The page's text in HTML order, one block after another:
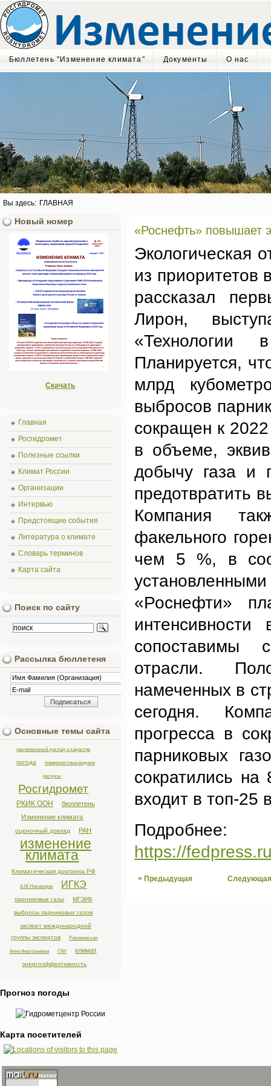
Бюллетень "Изменение климата" Документы О нас
Вы здесь: ГЛАВНАЯ
«Роснефть» повышает
Экологическая
из приоритетов
рассказал
Лирон,
Планируется,
млрд
выбросов
сокращен к 2022
в объеме,
добычу газа и
предотвратить
Компания
факельного
чем 5 %, в
«Роснефти»
сопоставимы
отрасли.
намеченных в
сегодня.
прогресса в
парниковых
сократились
входит в топ-25
Подробнее:
https://
< Предыдущая
Новый номер
Скачать
Главная
Росгидромет
Полезные ссылки
Климат России
Организации
Интервью
Предстоящие события
Литература о климате
Словарь терминов
Карта сайта
Поиск по сайту
Рассылка бюллетеня
Основные темы сайта
национальный доклад о кадастре
погода поверхностные водные
ресурсы
Росгидромет
РКИК ООН
бюллетень
Изменение климата
оценочный доклад РАН
изменение
климата
Климатическая доктрина РФ
А.М.Никаноров ИГКЭ
парниковые газы
МГЭИК
выбросы парниковых газов
эксперт международной
группы экспертов
Романовская
Анна Анатольевна ГХИ климат
энергоэффективность
Прогноз погоды
Карта посетителей